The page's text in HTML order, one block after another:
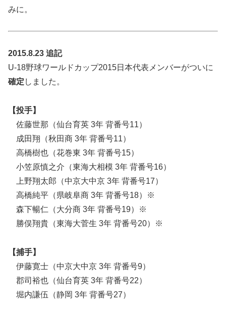
みに。
2015.8.23 追記
U-18野球ワールドカップ2015日本代表メンバーがついに
確定 しました。
【投手】
佐藤世那（仙台育英 3年 背番号11）
成田翔（秋田商 3年 背番号11）
高橋樹也（花巻東 3年 背番号15）
小笠原慎之介（東海大相模 3年 背番号16）
上野翔太郎（中京大中京 3年 背番号17）
高橋純平（県岐阜商 3年 背番号18）※
森下暢仁（大分商 3年 背番号19）※
勝俣翔貴（東海大菅生 3年 背番号20）※
【捕手】
伊藤寛士（中京大中京 3年 背番号9）
郡司裕也（仙台育英 3年 背番号22）
堀内謙伍（静岡 3年 背番号27）